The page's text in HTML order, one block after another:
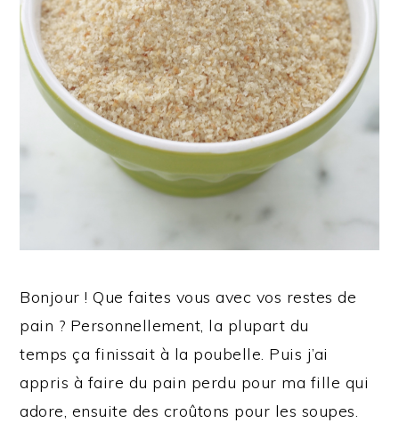
Bonjour ! Que faites vous avec vos restes de
pain ? Personnellement, la plupart du
temps ça finissait à la poubelle. Puis j’ai
appris à faire du pain perdu pour ma fille qui
adore, ensuite des croûtons pour les soupes.